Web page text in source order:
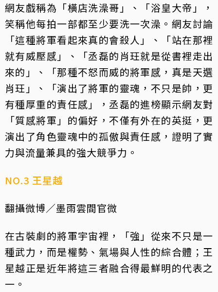
網友戲稱為「橫店洗澡哥」、「浴皇大帝」，
笑稱他每拍一部都至少要洗一次澡。網友討論
「這種將軍看起來真的會殺人」、「站在那裡
就有威壓感」、「丞磊的肖玨就是從書裡走出
來的」、「那種不怒而威的將軍感，真是天選
肖玨」、「演出了將軍的靈魂，不只是帥，更
有種厚重的責任感」，丞磊的進榜顯示網友對
「質感將軍」的偏好，不僅有外在的英挺，更
演出了角色靈魂中的孤傲與責任感，證明了實
力與流量兼具的強大競爭力。
NO.3 王星越
翻攝微博／墨雨雲間官微
在古裝劇的將軍宇宙裡，「強」從來不只是一
種武力，而是權勢、氣場與人性的綜合體；王
星越正是近年將這三者融合得最鮮明的代表之
一。